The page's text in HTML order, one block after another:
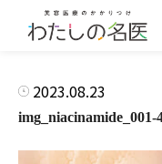
2023.08.23
img_niacinamide_001-